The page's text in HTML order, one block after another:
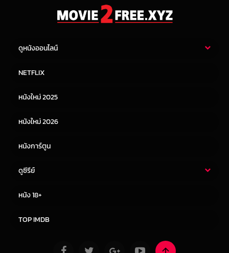
ดูหนังออนไลน์
หนังจีน
NETFLIX
หนังใหม่ 2025
หนังใหม่ 2026
หนังการ์ตูน
ดูซีรีย์
หนัง 18+
TOP IMDB